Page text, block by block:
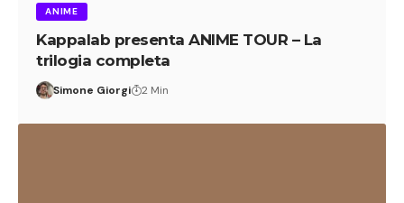
ANIME
Kappalab presenta ANIME TOUR – La
trilogia completa
Simone Giorgi 2 Min